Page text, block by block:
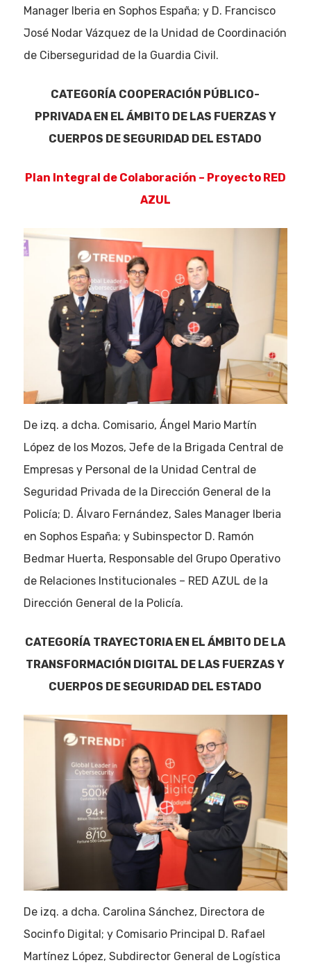
Manager Iberia en Sophos España; y D. Francisco
José Nodar Vázquez de la Unidad de Coordinación
de Ciberseguridad de la Guardia Civil.
CATEGORÍA COOPERACIÓN PÚBLICO-
PPRIVADA EN EL ÁMBITO DE LAS FUERZAS Y
CUERPOS DE SEGURIDAD DEL ESTADO
Plan Integral de Colaboración – Proyecto RED
AZUL
De izq. a dcha. Comisario, Ángel Mario Martín
López de los Mozos, Jefe de la Brigada Central de
Empresas y Personal de la Unidad Central de
Seguridad Privada de la Dirección General de la
Policía; D. Álvaro Fernández, Sales Manager Iberia
en Sophos España; y Subinspector D. Ramón
Bedmar Huerta, Responsable del Grupo Operativo
de Relaciones Institucionales – RED AZUL de la
Dirección General de la Policía.
CATEGORÍA TRAYECTORIA EN EL ÁMBITO DE LA
TRANSFORMACIÓN DIGITAL DE LAS FUERZAS Y
CUERPOS DE SEGURIDAD DEL ESTADO
De izq. a dcha. Carolina Sánchez, Directora de
Socinfo Digital; y Comisario Principal D. Rafael
Martínez López, Subdirector General de Logística